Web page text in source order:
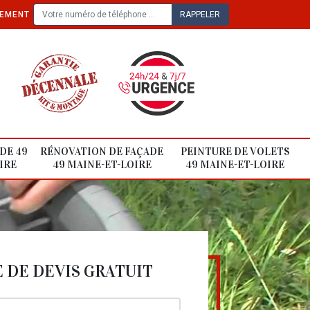
49
RÉNOVATION DE FAÇADE
49 MAINE-ET-LOIRE
PEINTURE DE VOLETS
49 MAINE-ET-LOIRE
DEVIS GRATUIT